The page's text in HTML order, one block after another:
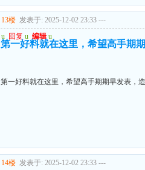
13楼 发表于: 2025-12-02 23:33 ---
u 回复 u 编辑 u
第一好料就在这里，希望高手期
第一好料就在这里，希望高手期期早发表，
14楼 发表于: 2025-12-02 23:33 ---